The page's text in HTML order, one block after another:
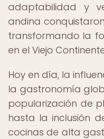
adaptabilidad y
andina
transformando la
en el Viejo
Hoy en día, la
la gastronomía
popularización de
hasta la inclusión
cocinas de alta